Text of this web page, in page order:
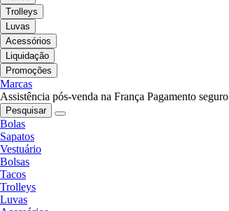
Trolleys
Luvas
Acessórios
Liquidação
Promoções
Marcas
Assistência pós-venda na França Pagamento seguro
Pesquisar
Bolas
Sapatos
Vestuário
Bolsas
Tacos
Trolleys
Luvas